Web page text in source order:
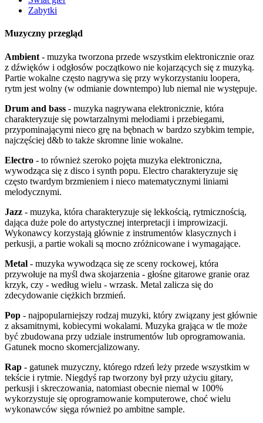
Zabytki
Muzyczny przegląd
Ambient - muzyka tworzona przede wszystkim elektronicznie oraz
z dźwięków i odgłosów początkowo nie kojarzących się z muzyką.
Partie wokalne często nagrywa się przy wykorzystaniu loopera,
rytm jest wolny (w odmianie downtempo) lub niemal nie występuje.
Drum and bass - muzyka nagrywana elektronicznie, która
charakteryzuje się powtarzalnymi melodiami i przebiegami,
przypominającymi nieco grę na bębnach w bardzo szybkim tempie,
najczęściej d&b to także skromne linie wokalne.
Electro - to również szeroko pojęta muzyka elektroniczna,
wywodząca się z disco i synth popu. Electro charakteryzuje się
często twardym brzmieniem i nieco matematycznymi liniami
melodycznymi.
Jazz - muzyka, która charakteryzuje się lekkością, rytmicznością,
dająca duże pole do artystycznej interpretacji i improwizacji.
Wykonawcy korzystają głównie z instrumentów klasycznych i
perkusji, a partie wokali są mocno zróżnicowane i wymagające.
Metal - muzyka wywodząca się ze sceny rockowej, która
przywołuje na myśl dwa skojarzenia - głośne gitarowe granie oraz
krzyk, czy - według wielu - wrzask. Metal zalicza się do
zdecydowanie ciężkich brzmień.
Pop - najpopularniejszy rodzaj muzyki, który związany jest głównie
z aksamitnymi, kobiecymi wokalami. Muzyka grająca w tle może
być zbudowana przy udziale instrumentów lub oprogramowania.
Gatunek mocno skomercjalizowany.
Rap - gatunek muzyczny, którego rdzeń leży przede wszystkim w
tekście i rytmie. Niegdyś rap tworzony był przy użyciu gitary,
perkusji i skreczowania, natomiast obecnie niemal w 100%
wykorzystuje się oprogramowanie komputerowe, choć wielu
wykonawców sięga również po ambitne sample.